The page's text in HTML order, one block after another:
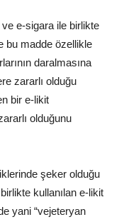
e-sigara ile birlikte
bu madde özellikle
daralmasına
zararlı olduğu
bir e-likit
olduğunu
şeker olduğu
kullanılan e-likit
yani “vejeteryan